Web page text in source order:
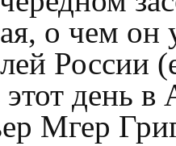
о чем он
России
день в
Мгер